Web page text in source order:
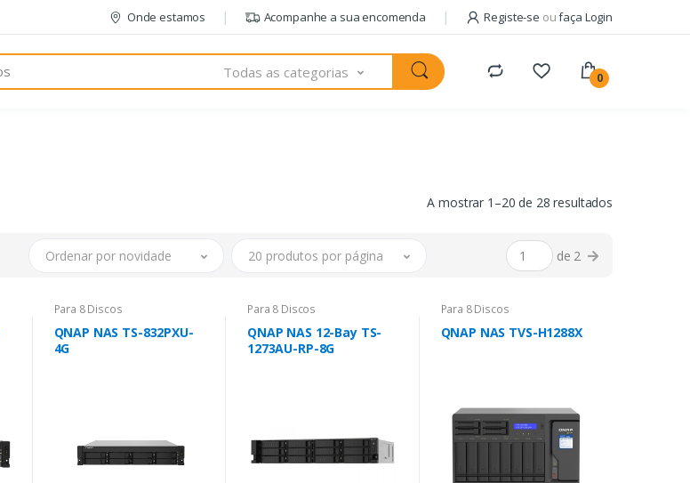
Onde estamos Acompanhe a sua encomenda Registe-se oufaça Login
Todas as categorias 0
A mostrar 1–20 de 28 resultados
Ordenar por novidade 20 produtos por página de 2
Para 8 Discos
QNAP NAS TS-832PXU-
4G
Para 8 Discos
QNAP NAS 12-Bay TS-
1273AU-RP-8G
Para 8 Discos
QNAP NAS TVS-H1288X